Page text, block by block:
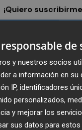
¡Quiero
de
y nuestros socios
a información en
IP, identificadores
personalizados,
y mejorar los
sus datos para